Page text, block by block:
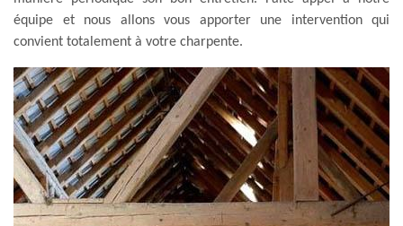
équipe et nous allons vous apporter une intervention qui
convient totalement à votre charpente.